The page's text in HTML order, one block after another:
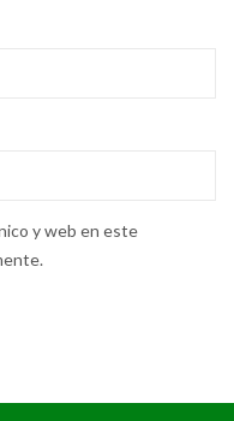
y web en este